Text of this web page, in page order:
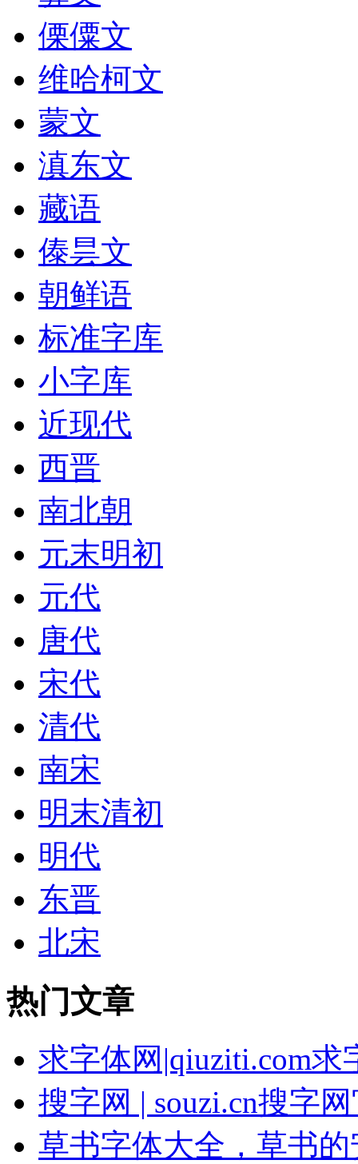
傈僳文
维哈柯文
蒙文
滇东文
藏语
傣昙文
朝鲜语
标准字库
小字库
近现代
西晋
南北朝
元末明初
元代
唐代
宋代
清代
南宋
明末清初
明代
东晋
北宋
热门文章
求字体网|qiuziti.com
搜字网 | souzi.cn搜字
草书字体大全，草书